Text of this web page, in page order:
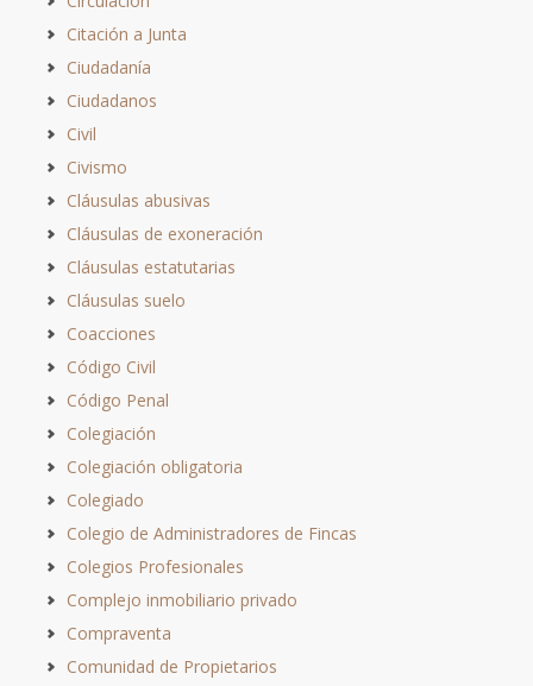
Citación a Junta
Ciudadanía
Ciudadanos
Civil
Civismo
Cláusulas abusivas
Cláusulas de exoneración
Cláusulas estatutarias
Cláusulas suelo
Coacciones
Código Civil
Código Penal
Colegiación
Colegiación obligatoria
Colegiado
Colegio de Administradores de Fincas
Colegios Profesionales
Complejo inmobiliario privado
Compraventa
Comunidad de Propietarios